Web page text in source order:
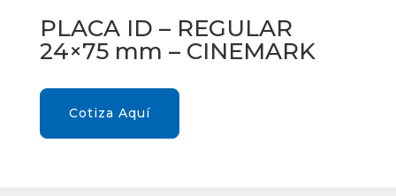
PLACA ID – REGULAR
24×75 mm – CINEMARK
Cotiza Aquí